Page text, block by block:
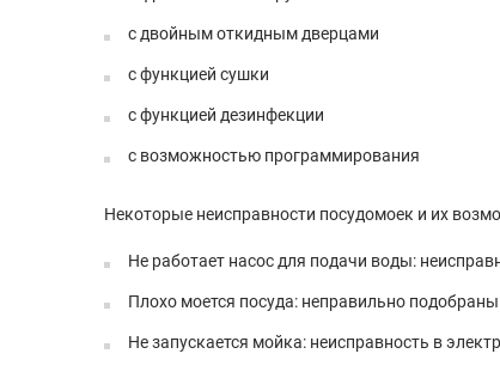
с двойным откидным дверцами
с функцией сушки
с функцией дезинфекции
с возможностью программирования
Некоторые неисправности посудомоек и их
Не работает насос для подачи воды:
Плохо моется посуда: неправильно
Не запускается мойка: неисправность в